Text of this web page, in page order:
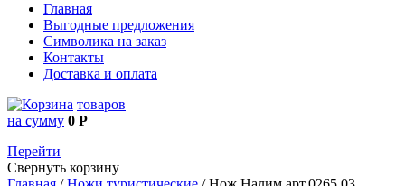
Главная
Выгодные предложения
Символика на заказ
Контакты
Доставка и оплата
товаров
на сумму 0 Р
Перейти
Свернуть корзину